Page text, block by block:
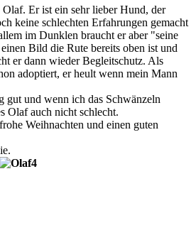
Er ist ein sehr lieber Hund, der
keine schlechten Erfahrungen gemacht
im Dunklen braucht er aber "seine
Bild die Rute bereits oben ist und
er dann wieder Begleitschutz. Als
adoptiert, er heult wenn mein Mann
gut und wenn ich das Schwänzeln
Olaf auch nicht schlecht.
Weihnachten und einen guten